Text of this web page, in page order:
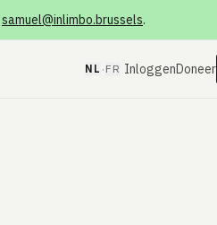
samuel@inlimbo.brussels.
NL · FR InloggenDoneer